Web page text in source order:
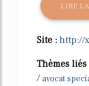
LIRE
Site : http://
Thèmes liés
/ avocat